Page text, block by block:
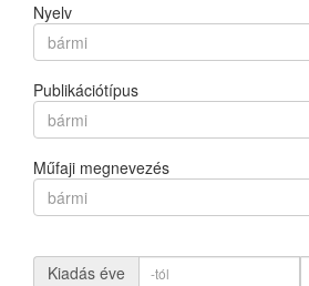
Nyelv
bármi
Publikációtípus
bármi
Műfaji megnevezés
bármi
Kiadás éve